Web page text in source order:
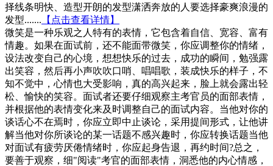
择线条明快、造型开朗的发型潇洒奔放的人要选择豪爽浪漫的
发型....... 【点击查看详情】
微笑是一种乐观之人特有的表情，它包含着自信、宽容、富有
情趣。如果在面试前，还不能面带微笑，你应调整你的情绪，
设法改变自己的心境，想想快乐的过去，成功的瞬间，勉强露
出笑容，然后再小声吹吹口哨、唱唱歌，装成快乐的样子，不
知不觉中，心情也大受影响，真的高兴起来，脸上就会露出轻
松、愉快的笑容。面试者还要仔细观察主考官员的面部表情，
并根据他的表情变化来及时调整自己的面试内容。当他对你的
谈话心不在焉时，你应立即中止谈论，采用提间形式，让他讲
解当他对你所谈论的某一话题不感兴趣时，你应转换话题当他
对面试有疲劳厌倦情绪时，你应起身告退，再约时间?总之，
要善于观察，细"阅读"考官的面部表情，洞悉他的内心情感，